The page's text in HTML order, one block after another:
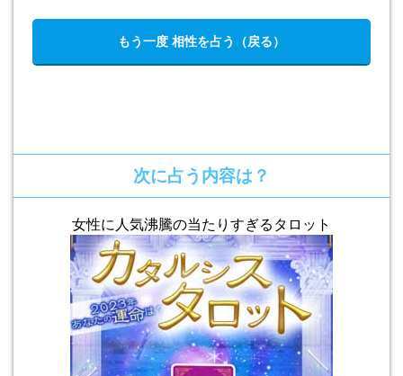
もう一度 相性を占う（戻る）
次に占う内容は？
女性に人気沸騰の当たりすぎるタロット